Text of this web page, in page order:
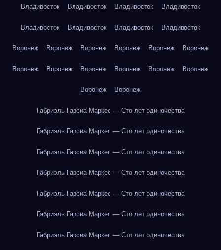
Владивосток Владивосток Владивосток Владивосток
Владивосток Владивосток Владивосток Владивосток
Воронеж Воронеж Воронеж Воронеж Воронеж Воронеж
Воронеж Воронеж Воронеж Воронеж Воронеж Воронеж
Воронеж Воронеж
Габриэль Гарсиа Маркес — Сто лет одиночества
Габриэль Гарсиа Маркес — Сто лет одиночества
Габриэль Гарсиа Маркес — Сто лет одиночества
Габриэль Гарсиа Маркес — Сто лет одиночества
Габриэль Гарсиа Маркес — Сто лет одиночества
Габриэль Гарсиа Маркес — Сто лет одиночества
Габриэль Гарсиа Маркес — Сто лет одиночества